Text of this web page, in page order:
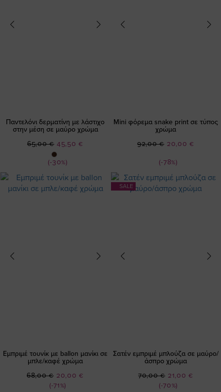
Παντελόνι δερματίνη με λάστιχο
στην μέση σε μαύρο χρώμα
(-30%)
Ειδική
Τιμή
45,50 €
65,00 €
Mini φόρεμα snake print σε τύπος
χρώμα
(-78%)
Ειδική
20,00 €
92,00 €
Εμπριμέ τουνίκ με ballon μανίκι σε
μπλε/καφέ χρώμα
(-71%)
Ειδική
Τιμή
20,00 €
68,00 €
SALE
Σατέν εμπριμέ μπλούζα σε μαύρο/
άσπρο χρώμα
(-70%)
Ειδική
Τιμή
21,00 €
70,00 €